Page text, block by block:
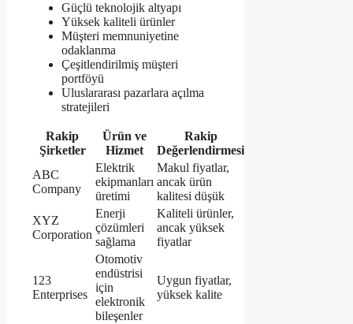
Güçlü teknolojik altyapı
Yüksek kaliteli ürünler
Müşteri memnuniyetine
odaklanma
Çeşitlendirilmiş müşteri
portföyü
Uluslararası pazarlara açılma
stratejileri
Rakip
Şirketler
Ürün ve
Hizmet
Rakip
Değerlendirmesi
ABC
Company
Elektrik
ekipmanları
üretimi
Makul fiyatlar,
ancak ürün
kalitesi düşük
XYZ
Corporation
Enerji
çözümleri
sağlama
Kaliteli ürünler,
ancak yüksek
fiyatlar
123
Enterprises
Otomotiv
endüstrisi
için
elektronik
bileşenler
Uygun fiyatlar,
yüksek kalite